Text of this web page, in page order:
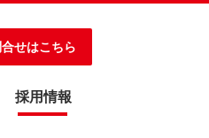
せはこちら
採用情報